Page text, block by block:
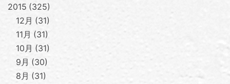
2015 325
12月
31
11月
31
10月
31
9月
30
8月
31